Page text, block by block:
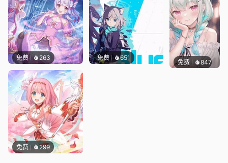
免费 263 免费 651
免费 299
免费 847豆子